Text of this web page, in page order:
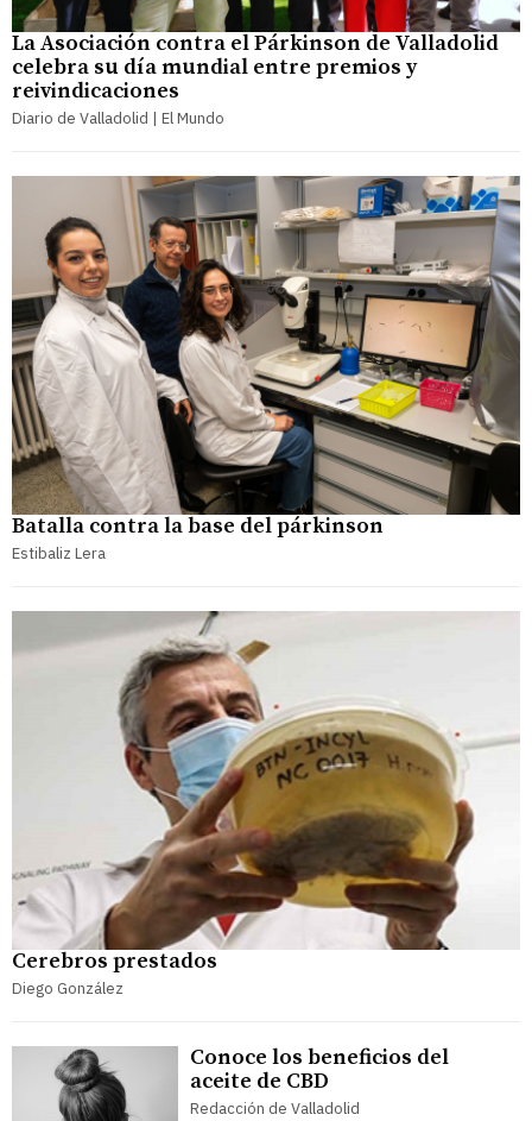
La Asociación contra el Párkinson de Valladolid
celebra su día mundial entre premios y
reivindicaciones
Diario de Valladolid | El Mundo
Batalla contra la base del párkinson
Estibaliz Lera
Cerebros prestados
Diego González
Conoce los beneficios del
aceite de CBD
Redacción de Valladolid